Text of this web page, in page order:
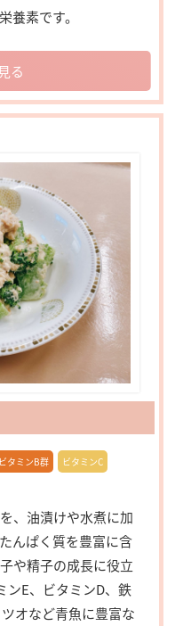
養素です。
る
ビタミンB群 ビタミンC
、油漬けや水煮に加
んぱく質を豊富に含
や精子の成長に役立
ンE、ビタミンD、鉄
オなど青魚に豊富な